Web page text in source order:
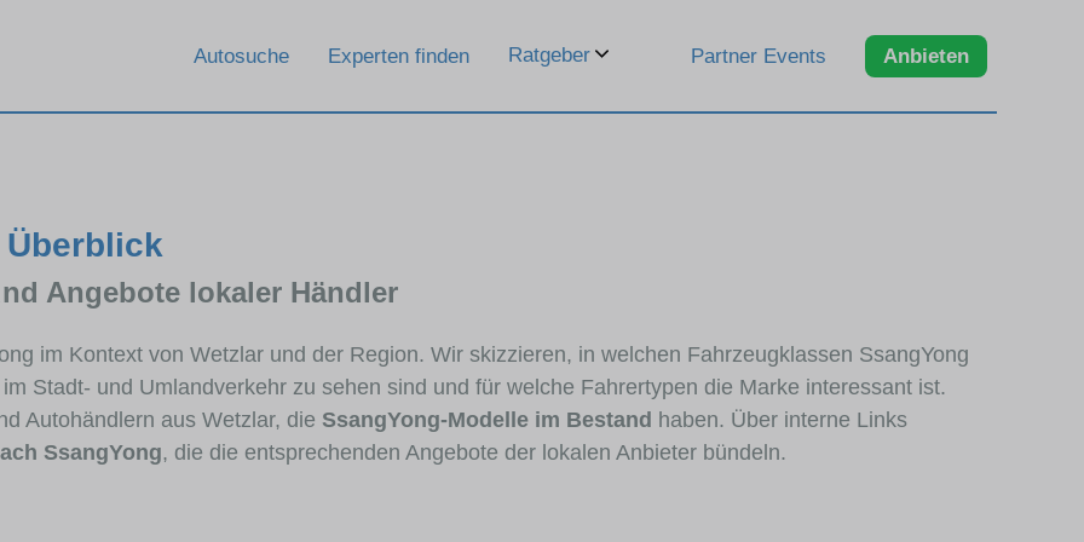
Autosuche Experten finden Ratgeber Partner Events Anbieten
Überblick
Angebote lokaler Händler
im Kontext von Wetzlar und der Region. Wir skizzieren, in welchen Fahrzeugklassen SsangYong
Stadt- und Umlandverkehr zu sehen sind und für welche Fahrertypen die Marke interessant ist.
Autohändlern aus Wetzlar, die SsangYong-Modelle im Bestand haben. Über interne Links
SsangYong, die die entsprechenden Angebote der lokalen Anbieter bündeln.